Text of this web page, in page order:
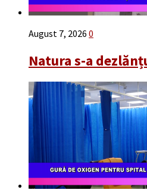
August 7, 2026 0
Natura s-a